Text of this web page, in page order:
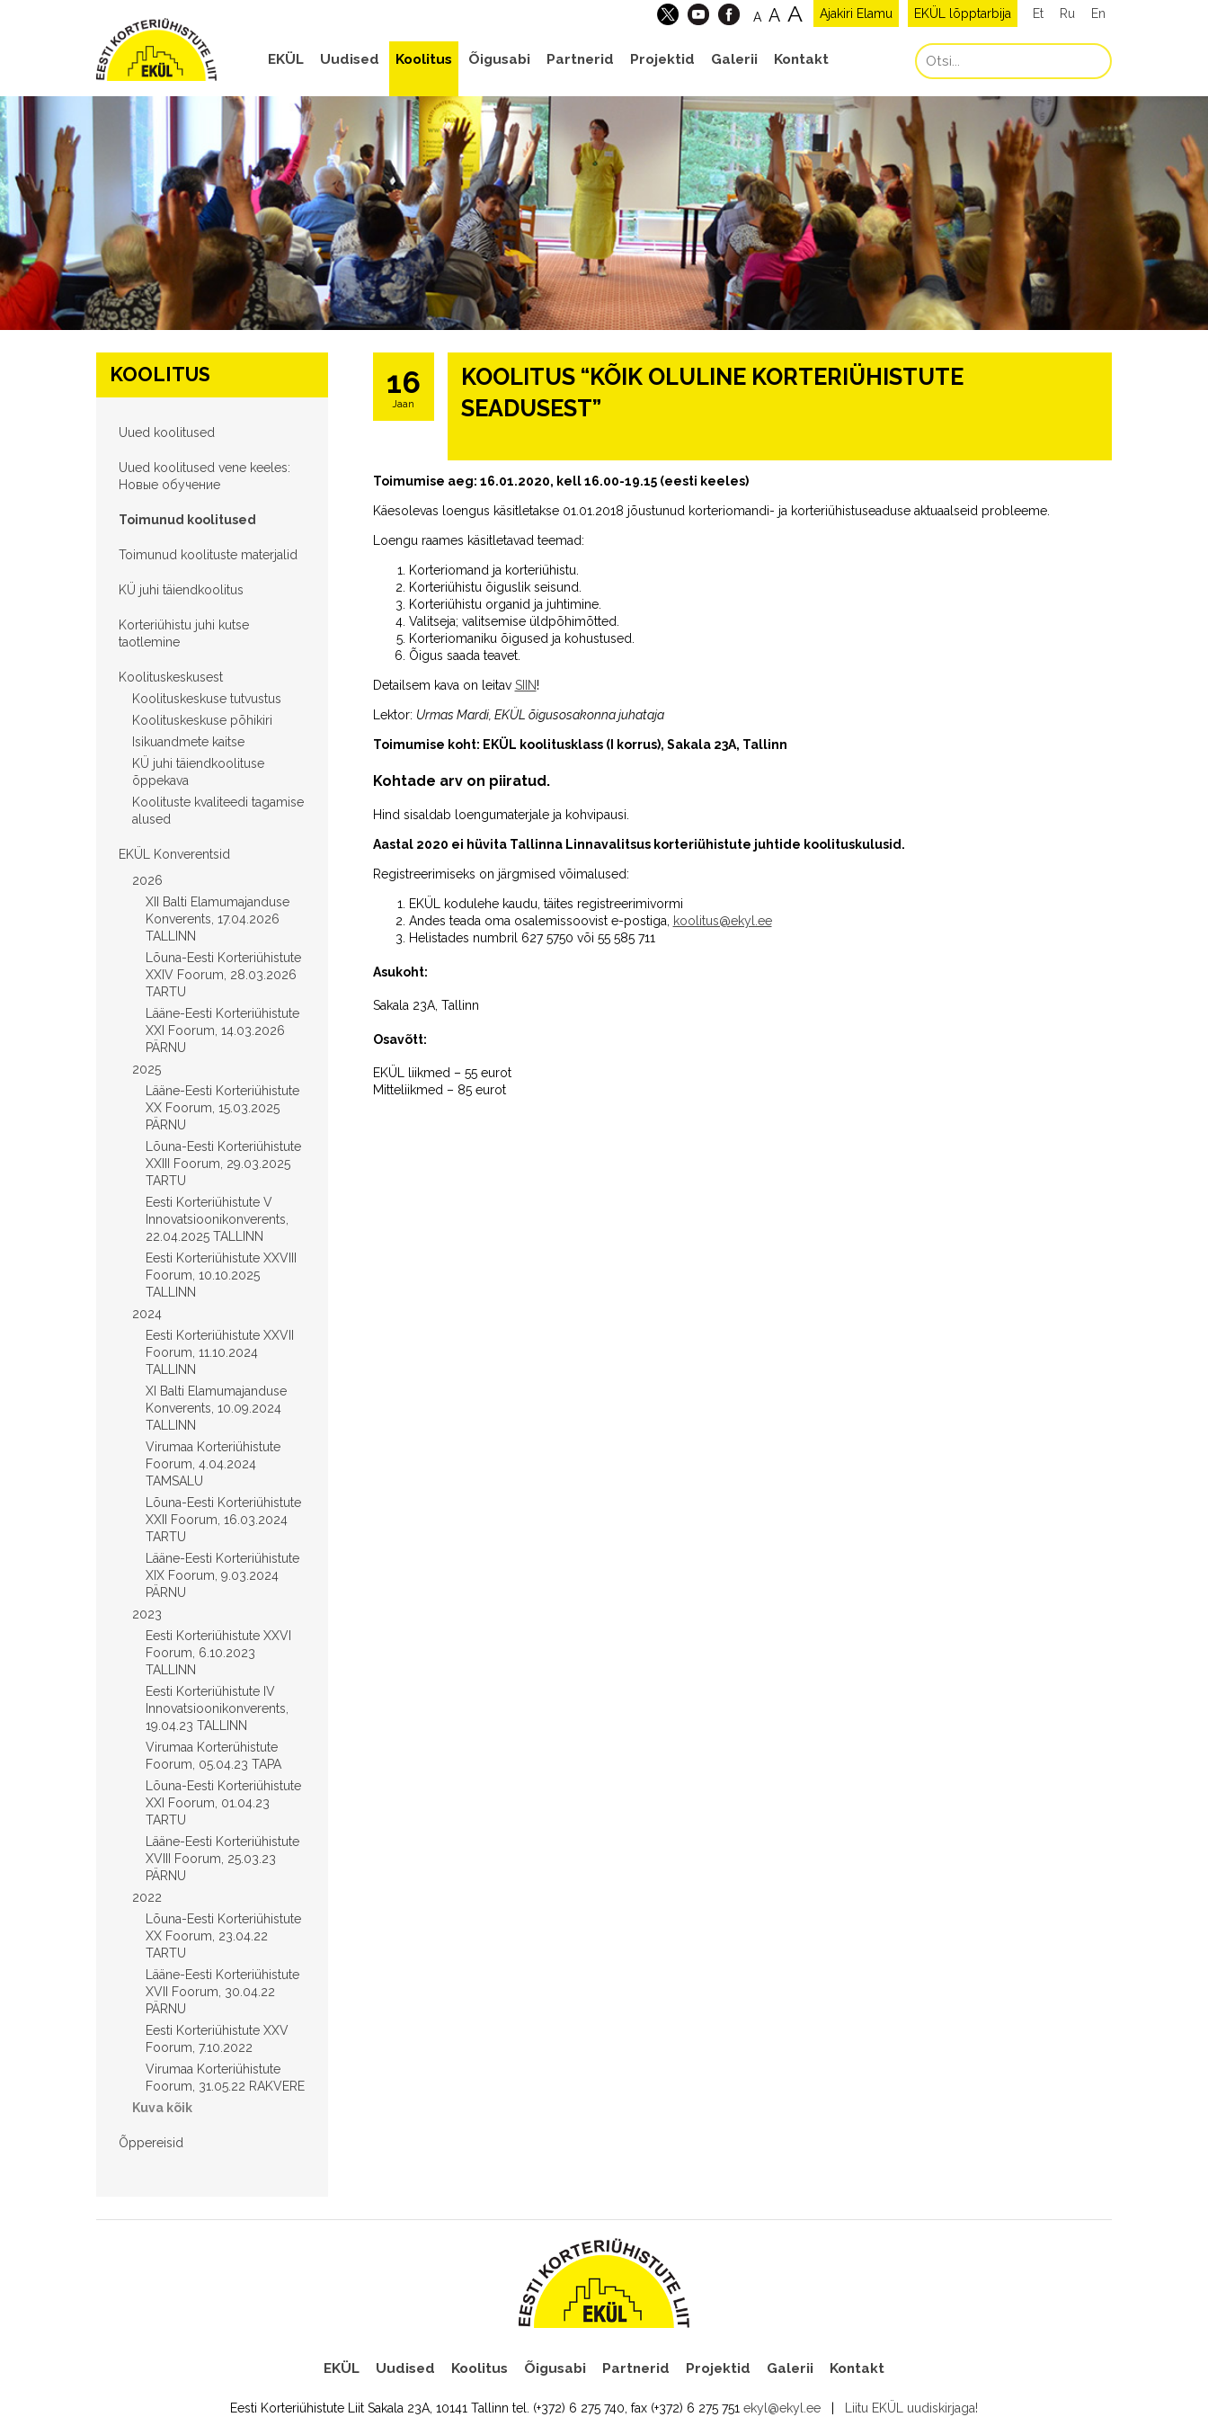
Et Ru En
EKÜL lõpptarbija
Ajakiri Elamu
A A A
EKÜL Uudised Koolitus Õigusabi Partnerid Projektid Galerii Kontakt
KOOLITUS
Uued koolitused
Uued koolitused vene keeles:
Hовые обучение
Toimunud koolitused
Toimunud koolituste materjalid
KÜ juhi täiendkoolitus
Korteriühistu juhi kutse
taotlemine
Koolituskeskusest
Koolituskeskuse tutvustus
Koolituskeskuse põhikiri
Isikuandmete kaitse
KÜ juhi täiendkoolituse
õppekava
Koolituste kvaliteedi tagamise
alused
EKÜL Konverentsid
2026
XII Balti Elamumajanduse
Konverents, 17.04.2026
TALLINN
Lõuna-Eesti Korteriühistute
XXIV Foorum, 28.03.2026
TARTU
Lääne-Eesti Korteriühistute
XXI Foorum, 14.03.2026
PÄRNU
2025
Lääne-Eesti Korteriühistute
XX Foorum, 15.03.2025
PÄRNU
Lõuna-Eesti Korteriühistute
XXIII Foorum, 29.03.2025
TARTU
Eesti Korteriühistute V
Innovatsioonikonverents,
22.04.2025 TALLINN
Eesti Korteriühistute XXVIII
Foorum, 10.10.2025
TALLINN
2024
Eesti Korteriühistute XXVII
Foorum, 11.10.2024
TALLINN
XI Balti Elamumajanduse
Konverents, 10.09.2024
TALLINN
Virumaa Korteriühistute
Foorum, 4.04.2024
TAMSALU
Lõuna-Eesti Korteriühistute
XXII Foorum, 16.03.2024
TARTU
Lääne-Eesti Korteriühistute
XIX Foorum, 9.03.2024
PÄRNU
2023
Eesti Korteriühistute XXVI
Foorum, 6.10.2023
TALLINN
Eesti Korteriühistute IV
Innovatsioonikonverents,
19.04.23 TALLINN
Virumaa Korterühistute
Foorum, 05.04.23 TAPA
Lõuna-Eesti Korteriühistute
XXI Foorum, 01.04.23
TARTU
Lääne-Eesti Korteriühistute
XVIII Foorum, 25.03.23
PÄRNU
2022
Lõuna-Eesti Korteriühistute
XX Foorum, 23.04.22
TARTU
Lääne-Eesti Korteriühistute
XVII Foorum, 30.04.22
PÄRNU
Eesti Korteriühistute XXV
Foorum, 7.10.2022
Virumaa Korteriühistute
Foorum, 31.05.22 RAKVERE
Kuva kõik
Õppereisid
16
Jaan
KOOLITUS “KÕIK OLULINE KORTERIÜHISTUTE
SEADUSEST”
Toimumise aeg: 16.01.2020, kell 16.00-19.15 (eesti keeles)
Käesolevas loengus käsitletakse 01.01.2018 jõustunud korteriomandi- ja korteriühistuseaduse aktuaalseid probleeme.
Loengu raames käsitletavad teemad:
Korteriomand ja korteriühistu.
Korteriühistu õiguslik seisund.
Korteriühistu organid ja juhtimine.
Valitseja; valitsemise üldpõhimõtted.
Korteriomaniku õigused ja kohustused.
Õigus saada teavet.
Detailsem kava on leitav SIIN!
Lektor: Urmas Mardi, EKÜL õigusosakonna juhataja
Toimumise koht: EKÜL koolitusklass (I korrus), Sakala 23A, Tallinn
Kohtade arv on piiratud.
Hind sisaldab loengumaterjale ja kohvipausi.
Aastal 2020 ei hüvita Tallinna Linnavalitsus korteriühistute juhtide koolituskulusid.
Registreerimiseks on järgmised võimalused:
EKÜL kodulehe kaudu, täites registreerimivormi
Andes teada oma osalemissoovist e-postiga,
koolitus@ekyl.ee
Helistades numbril 627 5750 või 55 585 711
Asukoht:
Sakala 23A, Tallinn
Osavõtt:
EKÜL liikmed – 55 eurot
Mitteliikmed – 85 eurot
EKÜL Uudised Koolitus Õigusabi Partnerid Projektid Galerii Kontakt
Eesti Korteriühistute Liit Sakala 23A, 10141 Tallinn tel. (+372) 6 275 740, fax (+372) 6 275 751 ekyl@ekyl.ee Liitu EKÜL uudiskirjaga!